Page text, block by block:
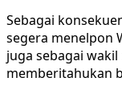
Sebagai
segera menelpon
juga sebagai
memberitahukan